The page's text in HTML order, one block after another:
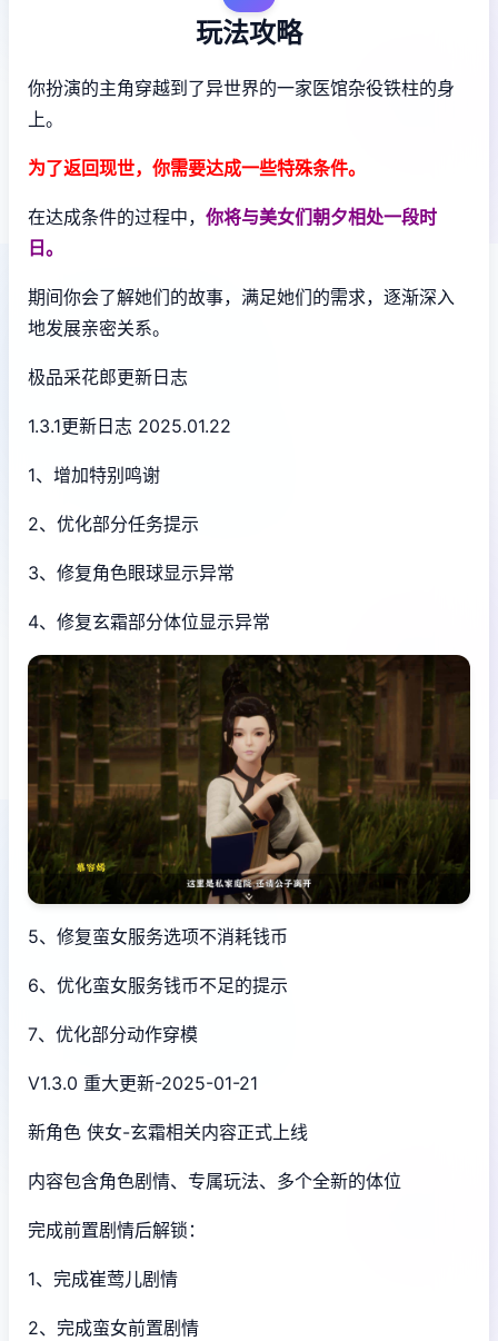
玩法攻略
你扮演的主角穿越到了异世界的一家医馆杂役铁柱的身
上。
为了返回现世，你需要达成一些特殊条件。
在达成条件的过程中， 你将与美女们朝夕相处一段时
日。
期间你会了解她们的故事，满足她们的需求，逐渐深入
地发展亲密关系。
极品采花郎更新日志
1.3.1更新日志 2025.01.22
1、增加特别鸣谢
2、优化部分任务提示
3、修复角色眼球显示异常
4、修复玄霜部分体位显示异常
5、修复蛮女服务选项不消耗钱币
6、优化蛮女服务钱币不足的提示
7、优化部分动作穿模
V1.3.0 重大更新-2025-01-21
新角色 侠女-玄霜相关内容正式上线
内容包含角色剧情、专属玩法、多个全新的体位
完成前置剧情后解锁：
1、完成崔莺儿剧情
2、完成蛮女前置剧情